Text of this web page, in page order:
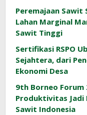
Peremajaan Sawit
Lahan Marginal
Sawit Tinggi
Sertifikasi RSPO
Sejahtera, dari
Ekonomi Desa
9th Borneo Forum
Produktivitas Jadi
Sawit Indonesia